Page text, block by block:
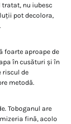
tratat, nu iubesc
pot decolora,
foarte aproape de
în cusături și în
riscul de
metodă.
Toboganul are
fină, acolo